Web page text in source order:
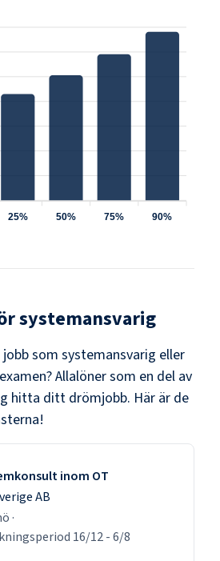
25% 50% 75% 90%
systemansvarig
som systemansvarig eller
Allalöner som en del av
hitta ditt drömjobb. Här är de
inom OT
AB
·
16/12-6/8